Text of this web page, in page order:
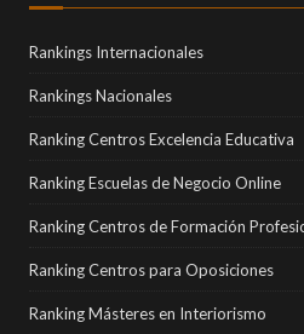
Rankings Internacionales
Rankings Nacionales
Ranking Centros Excelencia Educativa
Ranking Escuelas de Negocio Online
Ranking Centros de Formación
Ranking Centros para Oposiciones
Ranking Másteres en Interiorismo